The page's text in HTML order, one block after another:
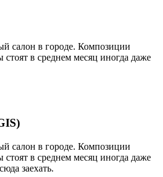
салон в городе. Композиции
в среднем месяц иногда даже
салон в городе. Композиции
в среднем месяц иногда даже
заехать.